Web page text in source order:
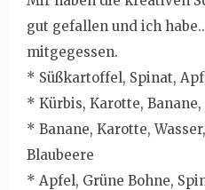
gut gefallen und ich
mitgegessen.
* Süßkartoffel, Spinat,
* Kürbis, Karotte,
* Banane, Karotte,
Blaubeere
* Apfel, Grüne Bohne,